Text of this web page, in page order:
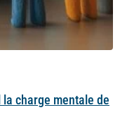
charge mentale de